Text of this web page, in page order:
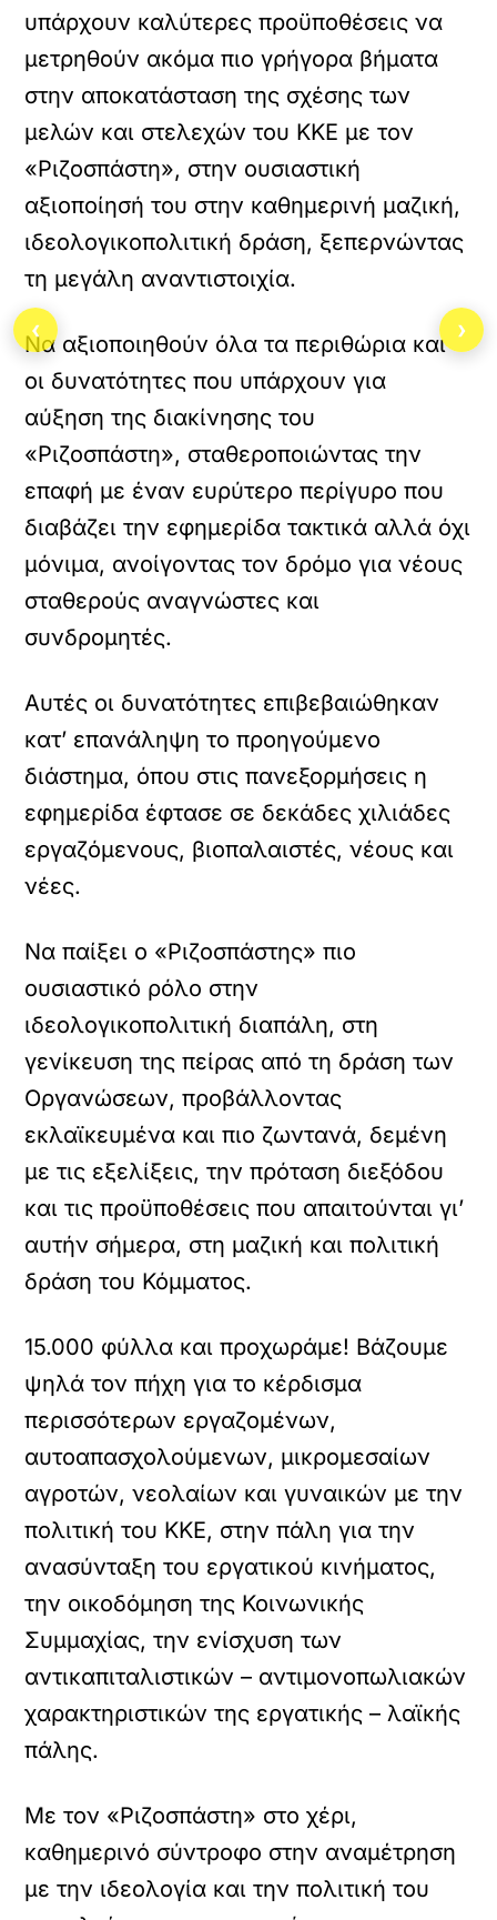
υπάρχουν καλύτερες προϋποθέσεις να
μετρηθούν ακόμα πιο γρήγορα βήματα
στην αποκατάσταση της σχέσης των
μελών και στελεχών του ΚΚΕ με τον
«Ριζοσπάστη», στην ουσιαστική
αξιοποίησή του στην καθημερινή μαζική,
ιδεολογικοπολιτική δράση, ξεπερνώντας
τη μεγάλη αναντιστοιχία.
Να αξιοποιηθούν όλα τα περιθώρια και
οι δυνατότητες που υπάρχουν για
αύξηση της διακίνησης του
«Ριζοσπάστη», σταθεροποιώντας την
επαφή με έναν ευρύτερο περίγυρο που
διαβάζει την εφημερίδα τακτικά αλλά όχι
μόνιμα, ανοίγοντας τον δρόμο για νέους
σταθερούς αναγνώστες και
συνδρομητές.
Αυτές οι δυνατότητες επιβεβαιώθηκαν
κατ’ επανάληψη το προηγούμενο
διάστημα, όπου στις πανεξορμήσεις η
εφημερίδα έφτασε σε δεκάδες χιλιάδες
εργαζόμενους, βιοπαλαιστές, νέους και
νέες.
Να παίξει ο «Ριζοσπάστης» πιο
ουσιαστικό ρόλο στην
ιδεολογικοπολιτική διαπάλη, στη
γενίκευση της πείρας από τη δράση των
Οργανώσεων, προβάλλοντας
εκλαϊκευμένα και πιο ζωντανά, δεμένη
με τις εξελίξεις, την πρόταση διεξόδου
και τις προϋποθέσεις που απαιτούνται γι’
αυτήν σήμερα, στη μαζική και πολιτική
δράση του Κόμματος.
15.000 φύλλα και προχωράμε! Βάζουμε
ψηλά τον πήχη για το κέρδισμα
περισσότερων εργαζομένων,
αυτοαπασχολούμενων, μικρομεσαίων
αγροτών, νεολαίων και γυναικών με την
πολιτική του ΚΚΕ, στην πάλη για την
ανασύνταξη του εργατικού κινήματος,
την οικοδόμηση της Κοινωνικής
Συμμαχίας, την ενίσχυση των
αντικαπιταλιστικών – αντιμονοπωλιακών
χαρακτηριστικών της εργατικής – λαϊκής
πάλης.
Με τον «Ριζοσπάστη» στο χέρι,
καθημερινό σύντροφο στην αναμέτρηση
με την ιδεολογία και την πολιτική του
‹ ›